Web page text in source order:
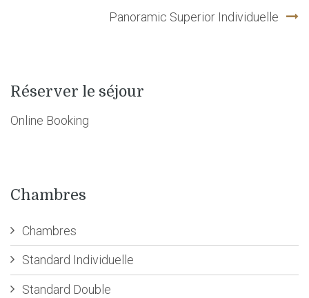
Panoramic Superior Individuelle
Réserver le séjour
Online Booking
Chambres
Chambres
Standard Individuelle
Standard Double